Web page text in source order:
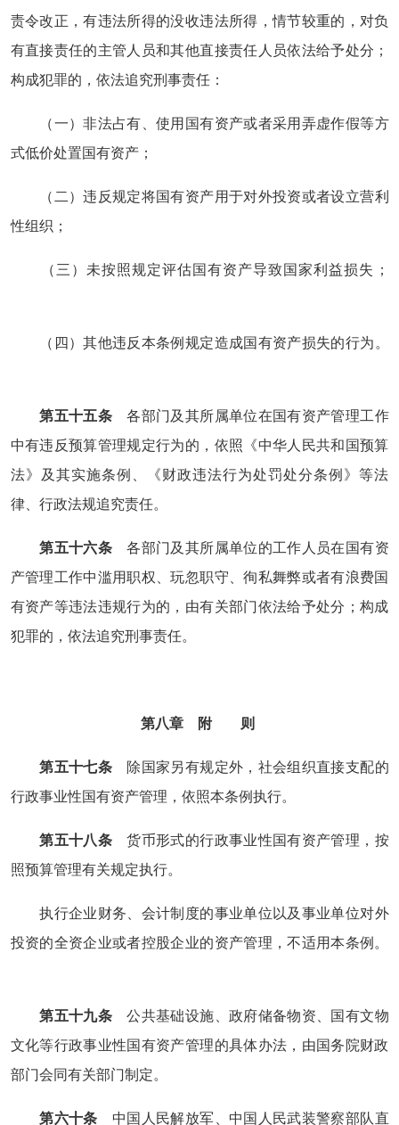
责令改正，有违法所得的没收违法所得，情节较重的，对负
有直接责任的主管人员和其他直接责任人员依法给予处分；
构成犯罪的，依法追究刑事责任：
（一）非法占有、使用国有资产或者采用弄虚作假等方
式低价处置国有资产；
（二）违反规定将国有资产用于对外投资或者设立营利
性组织；
（三）未按照规定评估国有资产导致国家利益损失；
（四）其他违反本条例规定造成国有资产损失的行为。
第五十五条 各部门及其所属单位在国有资产管理工作
中有违反预算管理规定行为的，依照《中华人民共和国预算
法》及其实施条例、《财政违法行为处罚处分条例》等法
律、行政法规追究责任。
第五十六条 各部门及其所属单位的工作人员在国有资
产管理工作中滥用职权、玩忽职守、徇私舞弊或者有浪费国
有资产等违法违规行为的，由有关部门依法给予处分；构成
犯罪的，依法追究刑事责任。
第八章 附 则
第五十七条 除国家另有规定外，社会组织直接支配的
行政事业性国有资产管理，依照本条例执行。
第五十八条 货币形式的行政事业性国有资产管理，按
照预算管理有关规定执行。
执行企业财务、会计制度的事业单位以及事业单位对外
投资的全资企业或者控股企业的资产管理，不适用本条例。
第五十九条 公共基础设施、政府储备物资、国有文物
文化等行政事业性国有资产管理的具体办法，由国务院财政
部门会同有关部门制定。
第六十条 中国人民解放军、中国人民武装警察部队直